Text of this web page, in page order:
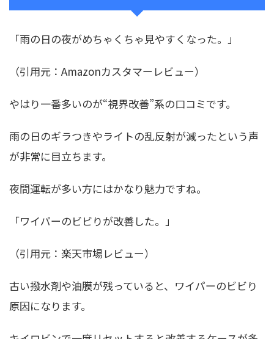
「雨の日の夜がめちゃくちゃ見やすくなった。」
（引用元：Amazonカスタマーレビュー）
やはり一番多いのが“視界改善”系の口コミです。
雨の日のギラつきやライトの乱反射が減ったという声
が非常に目立ちます。
夜間運転が多い方にはかなり魅力ですね。
「ワイパーのビビりが改善した。」
（引用元：楽天市場レビュー）
古い撥水剤や油膜が残っていると、ワイパーのビビり
原因になります。